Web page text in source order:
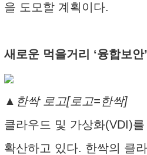
을 도모할 계획이다.
새로운 먹을거리 ‘융합보
▲한싹 로고[로고=한싹]
클라우드 및 가상화(VDI)를
확산하고 있다. 한싹의 클